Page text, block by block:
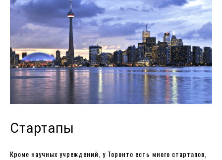
Стартапы
Кроме научных учреждений, у Торонто есть много стартапов,